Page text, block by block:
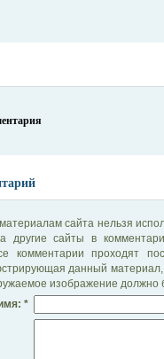
сайта нельзя
другие сайты в
комментарии проходят
данный материал,
изображение должно
*